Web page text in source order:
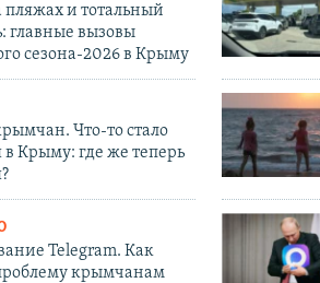
пляжах и тотальный
главные вызовы
сезона-2026 в Крыму
Что-то стало
в Крыму: где же теперь
Telegram. Как
крымчанам